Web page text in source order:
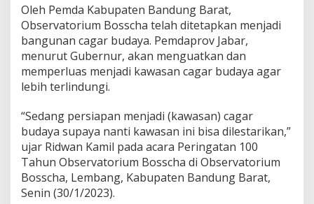
Oleh Pemda Kabupaten Bandung Barat,
Observatorium Bosscha telah ditetapkan menjadi
bangunan cagar budaya. Pemdaprov Jabar,
menurut Gubernur, akan menguatkan dan
memperluas menjadi kawasan cagar budaya agar
lebih terlindungi.
“Sedang persiapan menjadi (kawasan) cagar
budaya supaya nanti kawasan ini bisa dilestarikan,”
ujar Ridwan Kamil pada acara Peringatan 100
Tahun Observatorium Bosscha di Observatorium
Bosscha, Lembang, Kabupaten Bandung Barat,
Senin (30/1/2023).